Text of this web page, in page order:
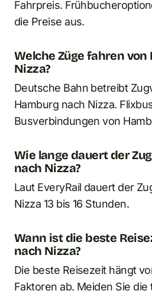
Fahrpreis.
die Preise aus.
Welche Züge fahren von
Nizza?
Deutsche Bahn betreibt
Hamburg nach Nizza.
Busverbindungen von
Wie lange dauert der
nach Nizza?
Laut EveryRail dauert der
Nizza 13 bis 16 Stunden.
Wann ist die beste
nach Nizza?
Die beste Reisezeit hängt
Faktoren ab. Meiden Sie